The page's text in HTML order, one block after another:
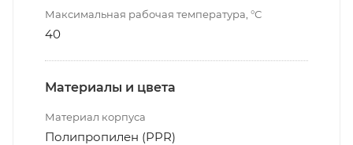
Максимальная рабочая температура, °С
40
Материалы и цвета
Материал корпуса
Полипропилен (PPR)